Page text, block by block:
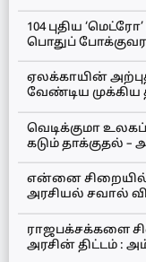
104 புதிய
பொதுப்
ஏலக்காயின்
வேண்டிய
வெடிக்குமா
கடும் தாக்குதல் –
என்னை சிறையில்
அரசியல் சவால்
ராஜபக்சக்களை
அரசின் திட்டம் :